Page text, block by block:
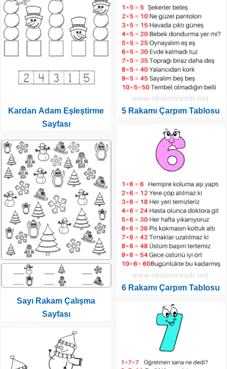
Kardan Adam Eşleştirme
Sayfası
Sayı Rakam Çalışma
Sayfası
5 Rakamı Çarpım Tablosu
6 Rakamı Çarpım Tablosu